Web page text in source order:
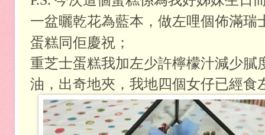
一盆曬乾花為藍本，做左哩個佈滿瑞
蛋糕同佢慶祝；
重芝士蛋糕我加左少許檸檬汁減少膩
油，出奇地夾，我地四個女仔已經食